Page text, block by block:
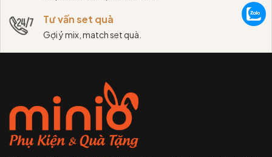
Tư vấn set quà
Gợi ý mix, match set quà.